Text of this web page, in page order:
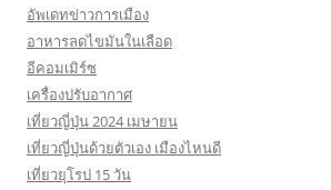
อัพเดทข่าวการเมือง
อาหารลดไขมันในเลือด
อีคอมเมิร์ซ
เครื่องปรับอากาศ
เที่ยวญี่ปุ่น 2024 เมษายน
เที่ยวญี่ปุ่นด้วยตัวเอง เมืองไหนดี
เที่ยวยุโรป 15 วัน